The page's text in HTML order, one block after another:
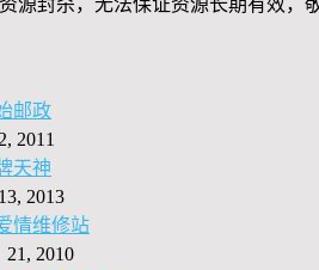
源封杀，无法保证资源长期有效，
邮政
2011
天神
2013
情维修站
21, 2010